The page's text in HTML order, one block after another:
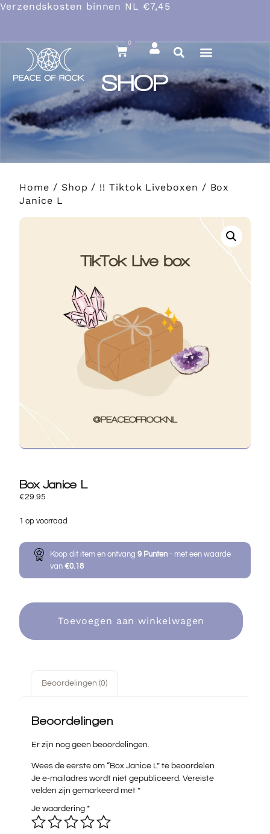
Verzendskosten binnen NL €7,45
0
SHOP
Home / Shop / !! Tiktok Liveboxen / Box
Janice L
Box Janice L
€29.95
1 op voorraad
Koop dit item en ontvang9 Punten - met een waarde
van€0.18
Toevoegen aan winkelwagen
Beoordelingen (0)
Beoordelingen
Er zijn nog geen beoordelingen.
Wees de eerste om “Box Janice L” te beoordelen
Je e-mailadres wordt niet gepubliceerd. Vereiste
velden zijn gemarkeerd met*
Je waardering*